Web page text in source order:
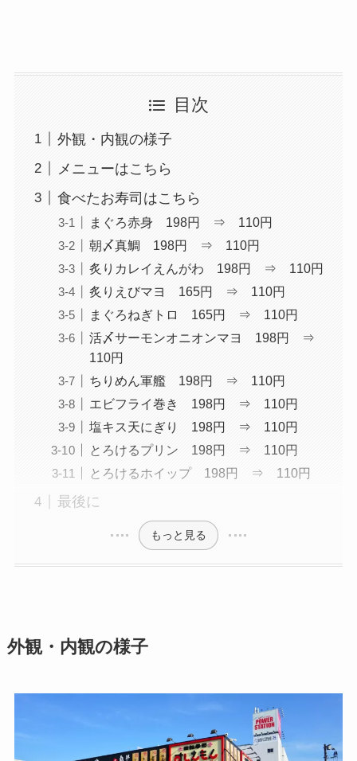
目次
外観・内観の様子
メニューはこちら
食べたお寿司はこちら
まぐろ赤身 198円 ⇒ 110円
朝〆真鯛 198円 ⇒ 110円
炙りカレイえんがわ 198円 ⇒ 110円
炙りえびマヨ 165円 ⇒ 110円
まぐろねぎトロ 165円 ⇒ 110円
活〆サーモンオニオンマヨ 198円 ⇒
110円
ちりめん軍艦 198円 ⇒ 110円
エビフライ巻き 198円 ⇒ 110円
塩キス天にぎり 198円 ⇒ 110円
とろけるプリン 198円 ⇒ 110円
とろけるホイップ 198円 ⇒ 110円
最後に
もっと見る
外観・内観の様子